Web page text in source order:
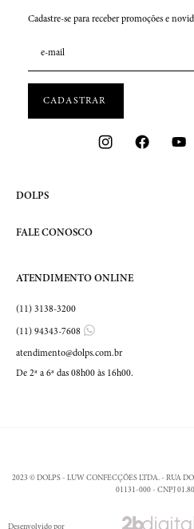
Cadastre-se para receber promoções e
DOLPS
FALE CONOSCO
ATENDIMENTO ONLINE
(11) 3138-3200
(11) 94343-7608
atendimento@dolps.com.br
De 2ª a 6ª das 08h00 às 16h00.
2023 © DOLPS - LUW CONFECÇÕES LTDA. - RUA
01131-000 - CNPJ